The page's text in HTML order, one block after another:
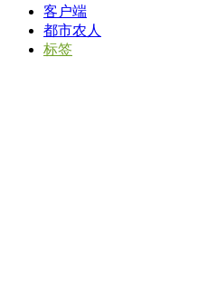
客户端
都市农人
标签